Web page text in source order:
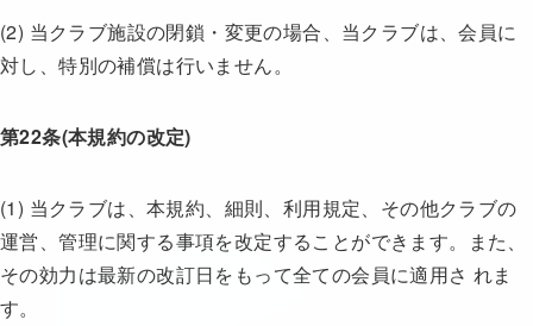
(2) 当クラブ施設の閉鎖・変更の場合、当クラブは、会員に
対し、特別の補償は行いません。
第22条(本規約の改定)
(1) 当クラブは、本規約、細則、利用規定、その他クラブの
運営、管理に関する事項を改定することができます。また、
その効力は最新の改訂日をもって全ての会員に適用さ れま
す。